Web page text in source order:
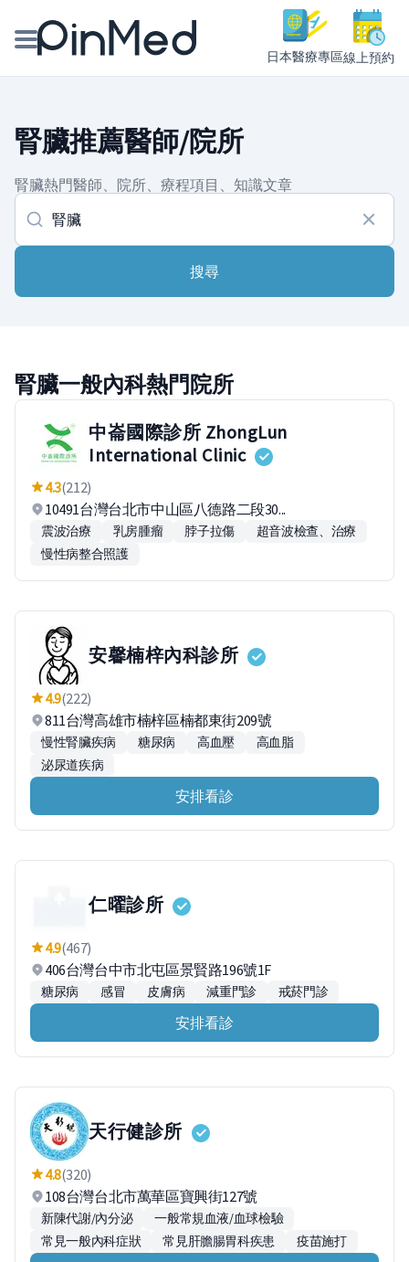
日本醫療專區線上預約
醫師專欄專訪
健康主題館
我是醫療人員
腎臟推薦醫師/院所
腎臟熱門醫師、院所、療程項目、知識文章
搜尋
腎臟一般內科熱門院所
中崙國際診所 ZhongLun
International Clinic
4.3(212)
10491台灣台北市中山區八德路二段30...
震波治療 乳房腫瘤 脖子拉傷
超音波檢查、治療
慢性病整合照護
安馨楠梓內科診所
4.9(222)
811台灣高雄市楠梓區楠都東街209號
慢性腎臟疾病 糖尿病 高血壓
高血脂
泌尿道疾病
安排看診
仁曜診所
4.9(467)
406台灣台中市北屯區景賢路196號1F
糖尿病 感冒 皮膚病 減重門診 戒菸門診
安排看診
天行健診所
4.8(320)
108台灣台北市萬華區寶興街127號
新陳代謝/內分泌
一般常規血液/血球檢驗
常見一般內科症狀
常見肝膽腸胃科疾患 疫苗施打